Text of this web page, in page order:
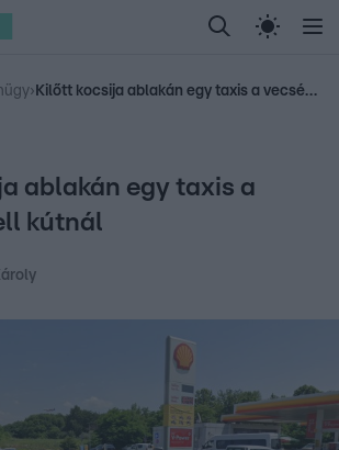
Randi Celeb vagyok,
Most Wanted Gallusz
› Kilőtt kocsija ablakán egy taxis a vecsési Shell kútnál
ablakán egy taxis a
kútnál